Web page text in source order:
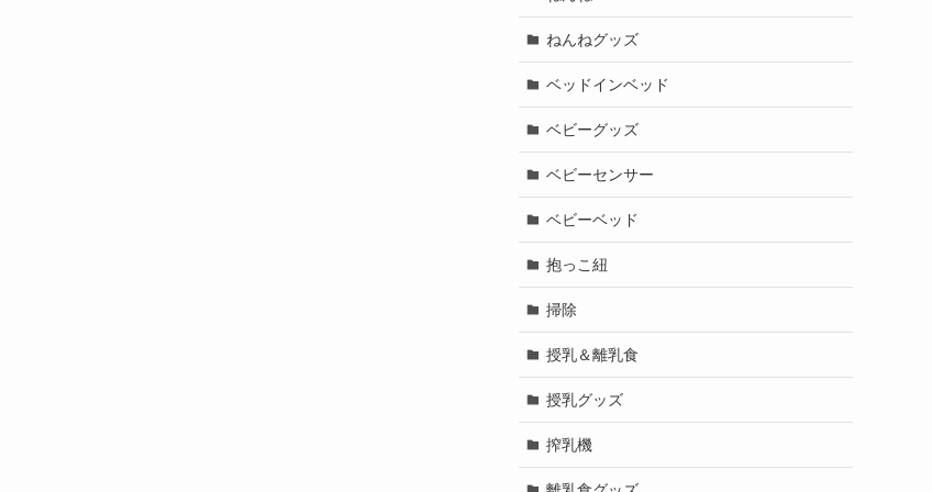
ねんねグッズ
ベッドインベッド
ベビーグッズ
ベビーセンサー
ベビーベッド
抱っこ紐
掃除
授乳＆離乳食
授乳グッズ
搾乳機